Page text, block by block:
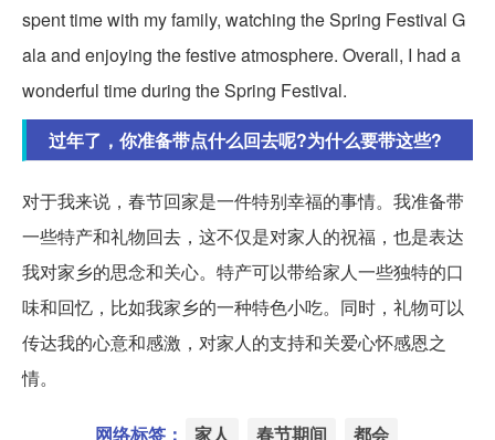
spent time with my family, watching the Spring Festival G
ala and enjoying the festive atmosphere. Overall, I had a
wonderful time during the Spring Festival.
过年了，你准备带点什么回去呢?为什么要带这些?
对于我来说，春节回家是一件特别幸福的事情。我准备带
一些特产和礼物回去，这不仅是对家人的祝福，也是表达
我对家乡的思念和关心。特产可以带给家人一些独特的口
味和回忆，比如我家乡的一种特色小吃。同时，礼物可以
传达我的心意和感激，对家人的支持和关爱心怀感恩之
情。
网络标签： 家人 春节期间 都会